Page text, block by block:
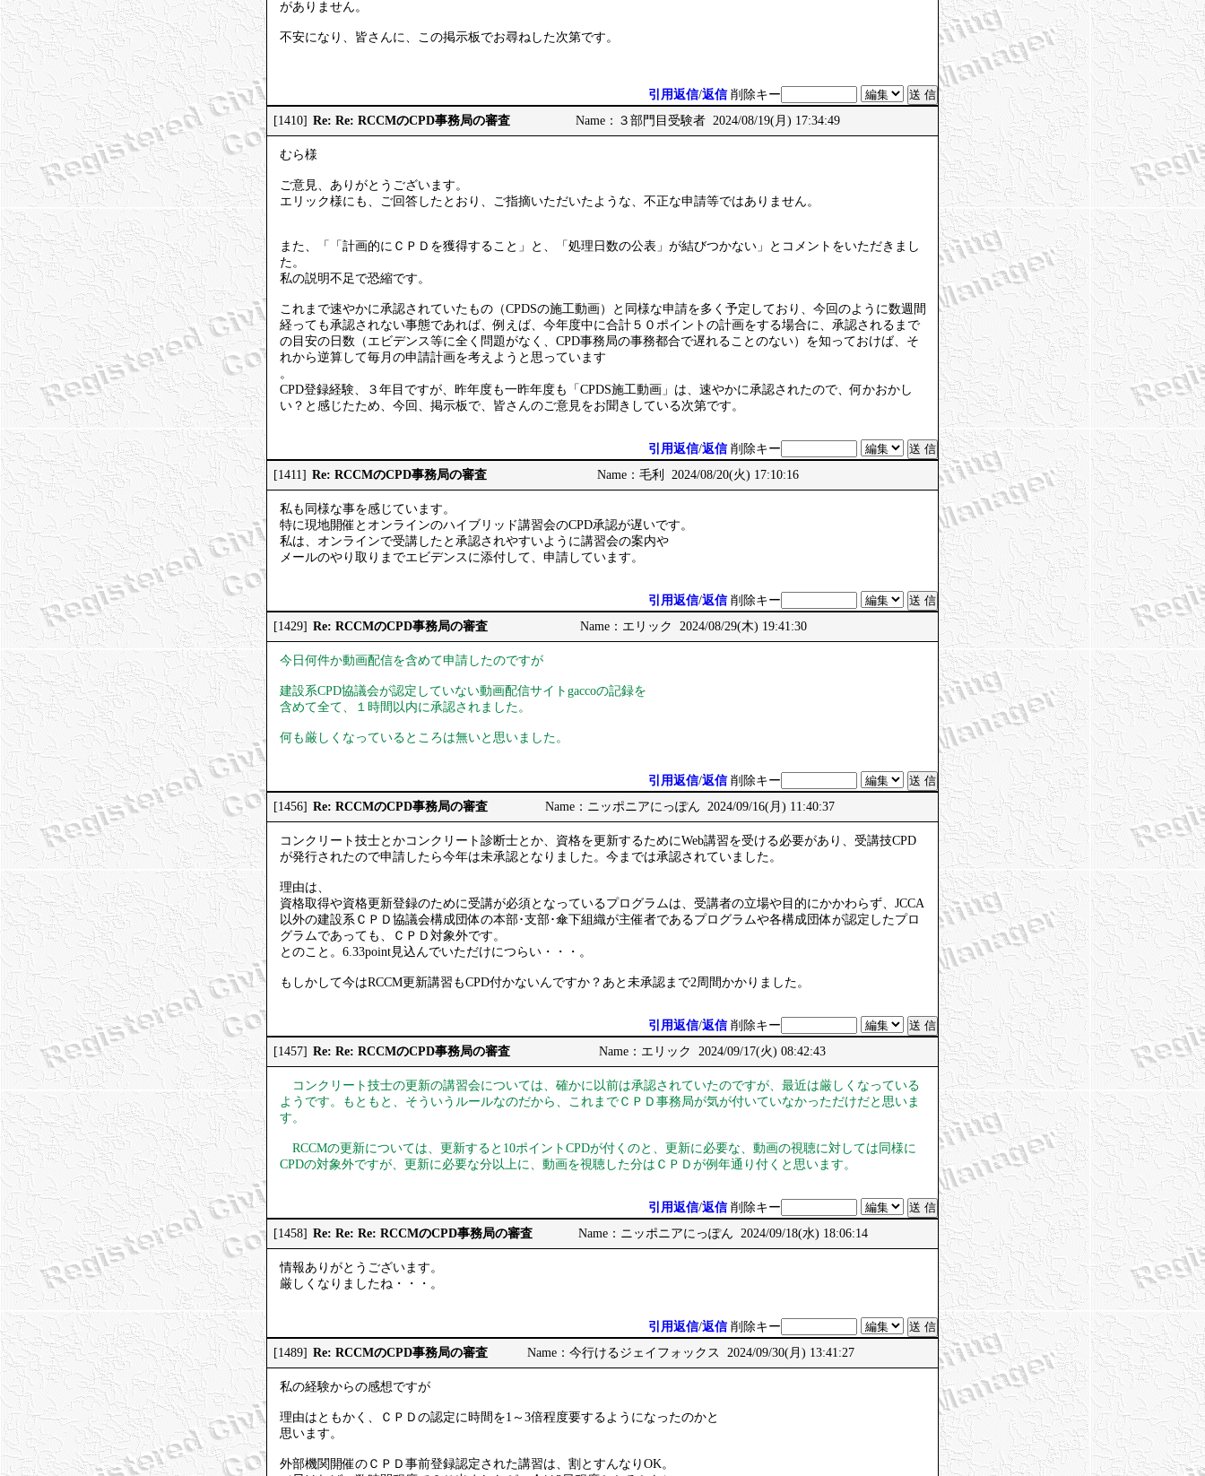
がありません。
不安になり、皆さんに、この掲示板でお尋ねした次第です。
引用返信/返信 削除キー
[1410] Re: Re: RCCMのCPD事務局の審査 Name：３部門目受験者 2024/08/19(月) 17:34:49
むら様
ご意見、ありがとうございます。
エリック様にも、ご回答したとおり、ご指摘いただいたような、不正な申請等ではありません。
また、「「計画的にＣＰＤを獲得すること」と、「処理日数の公表」が結びつかない」とコメントをいただきまし
た。
私の説明不足で恐縮です。
これまで速やかに承認されていたもの（CPDSの施工動画）と同様な申請を多く予定しており、今回のように数週間
経っても承認されない事態であれば、例えば、今年度中に合計５０ポイントの計画をする場合に、承認されるまで
の目安の日数（エビデンス等に全く問題がなく、CPD事務局の事務都合で遅れることのない）を知っておけば、そ
れから逆算して毎月の申請計画を考えようと思っています
。
CPD登録経験、３年目ですが、昨年度も一昨年度も「CPDS施工動画」は、速やかに承認されたので、何かおかし
い？と感じたため、今回、掲示板で、皆さんのご意見をお聞きしている次第です。
引用返信/返信 削除キー
[1411] Re: RCCMのCPD事務局の審査 Name：毛利 2024/08/20(火) 17:10:16
私も同様な事を感じています。
特に現地開催とオンラインのハイブリッド講習会のCPD承認が遅いです。
私は、オンラインで受講したと承認されやすいように講習会の案内や
メールのやり取りまでエビデンスに添付して、申請しています。
引用返信/返信 削除キー
[1429] Re: RCCMのCPD事務局の審査 Name：エリック 2024/08/29(木) 19:41:30
今日何件か動画配信を含めて申請したのですが
建設系CPD協議会が認定していない動画配信サイトgaccoの記録を
含めて全て、１時間以内に承認されました。
何も厳しくなっているところは無いと思いました。
引用返信/返信 削除キー
[1456] Re: RCCMのCPD事務局の審査 Name：ニッポニアにっぽん 2024/09/16(月) 11:40:37
コンクリート技士とかコンクリート診断士とか、資格を更新するためにWeb講習を受ける必要があり、受講技CPD
が発行されたので申請したら今年は未承認となりました。今までは承認されていました。
理由は、
資格取得や資格更新登録のために受講が必須となっているプログラムは、受講者の立場や目的にかかわらず、JCCA
以外の建設系ＣＰＤ協議会構成団体の本部･支部･傘下組織が主催者であるプログラムや各構成団体が認定したプロ
グラムであっても、ＣＰＤ対象外です。
とのこと。6.33point見込んでいただけにつらい・・・。
もしかして今はRCCM更新講習もCPD付かないんですか？あと未承認まで2周間かかりました。
引用返信/返信 削除キー
[1457] Re: Re: RCCMのCPD事務局の審査 Name：エリック 2024/09/17(火) 08:42:43
コンクリート技士の更新の講習会については、確かに以前は承認されていたのですが、最近は厳しくなっている
ようです。もともと、そういうルールなのだから、これまでＣＰＤ事務局が気が付いていなかっただけだと思いま
す。
RCCMの更新については、更新すると10ポイントCPDが付くのと、更新に必要な、動画の視聴に対しては同様に
CPDの対象外ですが、更新に必要な分以上に、動画を視聴した分はＣＰＤが例年通り付くと思います。
引用返信/返信 削除キー
[1458] Re: Re: Re: RCCMのCPD事務局の審査 Name：ニッポニアにっぽん 2024/09/18(水) 18:06:14
情報ありがとうございます。
厳しくなりましたね・・・。
引用返信/返信 削除キー
[1489] Re: RCCMのCPD事務局の審査 Name：今行けるジェイフォックス 2024/09/30(月) 13:41:27
私の経験からの感想ですが
理由はともかく、ＣＰＤの認定に時間を1～3倍程度要するようになったのかと
思います。
外部機関開催のＣＰＤ事前登録認定された講習は、割とすんなりOK。